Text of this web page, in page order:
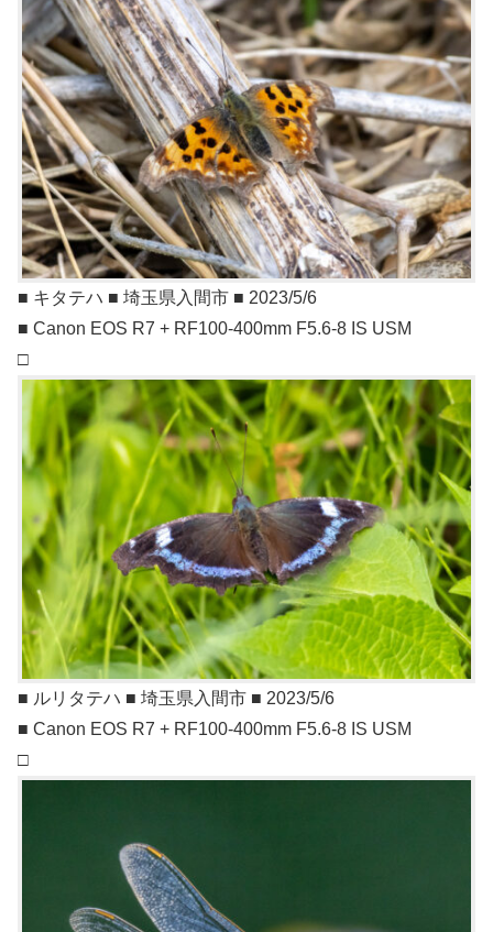
■ キタテハ ■ 埼玉県入間市 ■ 2023/5/6
■ Canon EOS R7 + RF100-400mm F5.6-8 IS USM
□
■ ルリタテハ ■ 埼玉県入間市 ■ 2023/5/6
■ Canon EOS R7 + RF100-400mm F5.6-8 IS USM
□